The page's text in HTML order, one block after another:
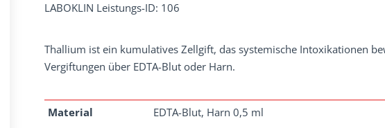
LABOKLIN Leistungs-ID: 106
Thallium ist ein kumulatives Zellgift, das systemische Intoxikationen
Vergiftungen über EDTA-Blut oder Harn.
Material EDTA-Blut, Harn 0,5 ml